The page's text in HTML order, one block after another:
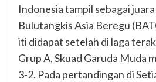
Indonesia tampil sebagai
Bulutangkis Asia Beregu
iti didapat setelah di laga
Grup A, Skuad Garuda Muda
3-2. Pada pertandingan di